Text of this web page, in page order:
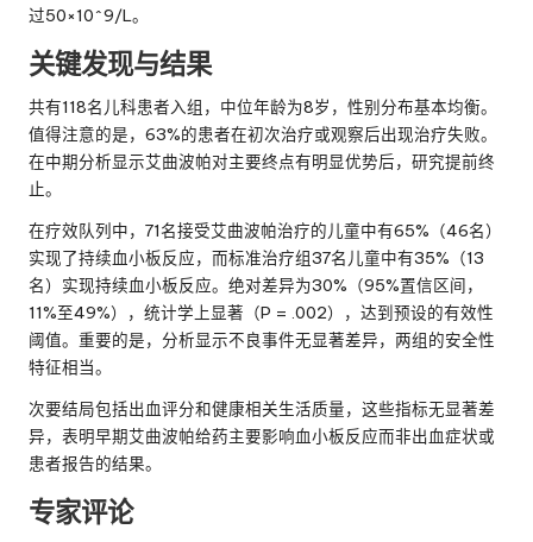
过50×10^9/L。
关键发现与结果
共有118名儿科患者入组，中位年龄为8岁，性别分布基本均衡。
值得注意的是，63%的患者在初次治疗或观察后出现治疗失败。
在中期分析显示艾曲波帕对主要终点有明显优势后，研究提前终
止。
在疗效队列中，71名接受艾曲波帕治疗的儿童中有65%（46名）
实现了持续血小板反应，而标准治疗组37名儿童中有35%（13
名）实现持续血小板反应。绝对差异为30%（95%置信区间，
11%至49%），统计学上显著（P = .002），达到预设的有效性
阈值。重要的是，分析显示不良事件无显著差异，两组的安全性
特征相当。
次要结局包括出血评分和健康相关生活质量，这些指标无显著差
异，表明早期艾曲波帕给药主要影响血小板反应而非出血症状或
患者报告的结果。
专家评论